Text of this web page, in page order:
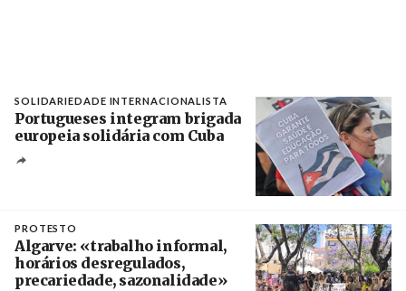
SOLIDARIEDADE INTERNACIONALISTA
Portugueses integram brigada
europeia solidária com Cuba
PROTESTO
Algarve: «trabalho informal,
horários desregulados,
precariedade, sazonalidade»